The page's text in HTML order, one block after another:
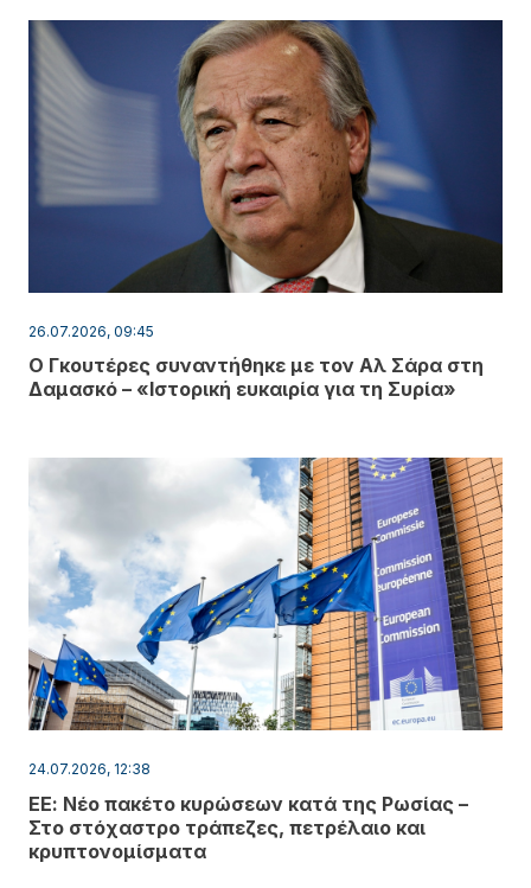
26.07.2026, 09:45
Ο Γκουτέρες συναντήθηκε με τον Αλ Σάρα στη
Δαμασκό – «Ιστορική ευκαιρία για τη Συρία»
24.07.2026, 12:38
ΕΕ: Νέο πακέτο κυρώσεων κατά της Ρωσίας –
Στο στόχαστρο τράπεζες, πετρέλαιο και
κρυπτονομίσματα